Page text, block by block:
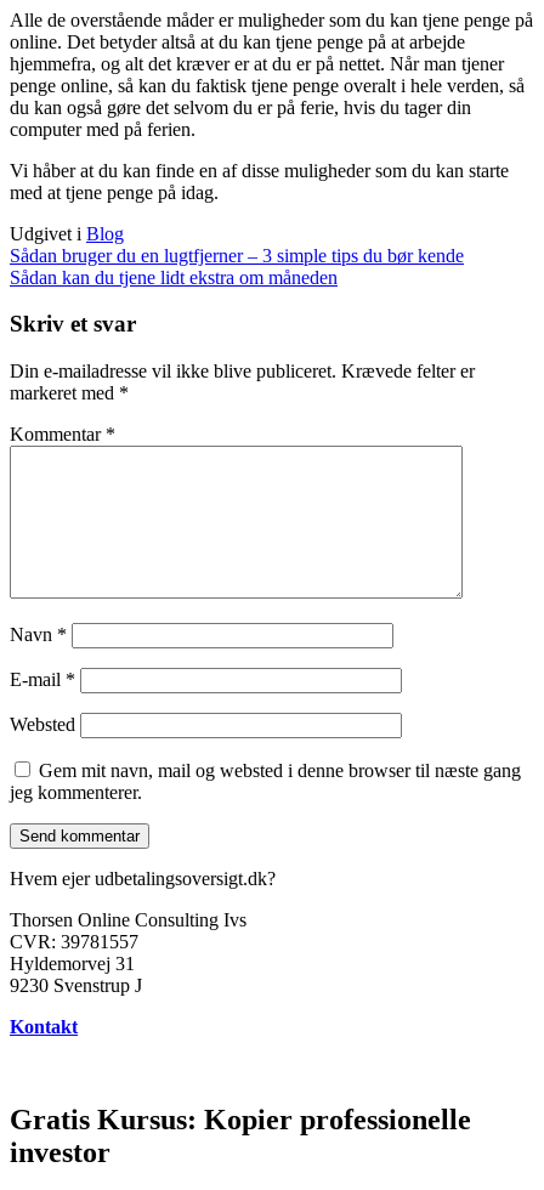
Alle de overstående måder er muligheder som du kan tjene penge på
online. Det betyder altså at du kan tjene penge på at arbejde
hjemmefra, og alt det kræver er at du er på nettet. Når man tjener
penge online, så kan du faktisk tjene penge overalt i hele verden, så
du kan også gøre det selvom du er på ferie, hvis du tager din
computer med på ferien.
Vi håber at du kan finde en af disse muligheder som du kan starte
med at tjene penge på idag.
Udgivet i Blog
Indlægsnavigation
Sådan bruger du en lugtfjerner – 3 simple tips du bør kende
Sådan kan du tjene lidt ekstra om måneden
Skriv et svar
Din e-mailadresse vil ikke blive publiceret. Krævede felter er
markeret med *
Kommentar *
Navn *
E-mail *
Websted
Gem mit navn, mail og websted i denne browser til næste gang
jeg kommenterer.
Hvem ejer udbetalingsoversigt.dk?
Thorsen Online Consulting Ivs
CVR: 39781557
Hyldemorvej 31
9230 Svenstrup J
Kontakt
Gratis Kursus: Kopier professionelle
investor